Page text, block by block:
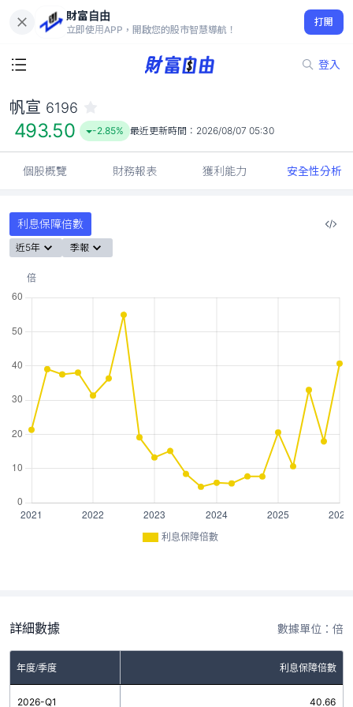
財富自由
立即使用APP，開啟您的股市智慧導航！
打開
登入
493.50
-2.85%
帆宣 6196
493.50 -2.85% 最近更新時間： 2026/08/07 05:30
個股概覽 財務報表 獲利能力 安全性分析
利息保障倍數
近5年 季報
利息保障倍數
詳細數據 數據單位：倍
年度/季度 利息保障倍數
2026-Q1 40.66